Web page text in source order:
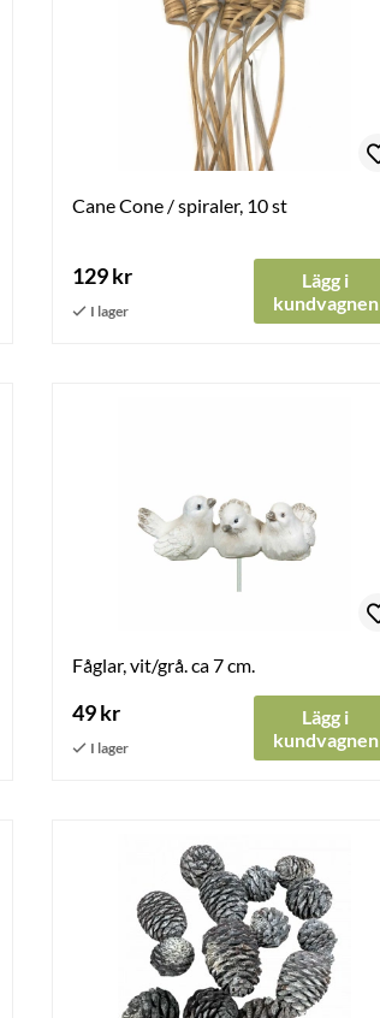
Cane Cone / spiraler, 10 st
129 kr
Lägg i
kundvagnen
Fåglar, vit/grå. ca 7 cm.
49 kr
Lägg i
kundvagnen